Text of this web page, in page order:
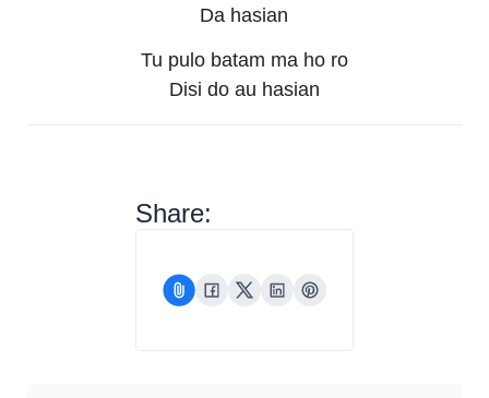
Da hasian
Tu pulo batam ma ho ro
Disi do au hasian
Share: